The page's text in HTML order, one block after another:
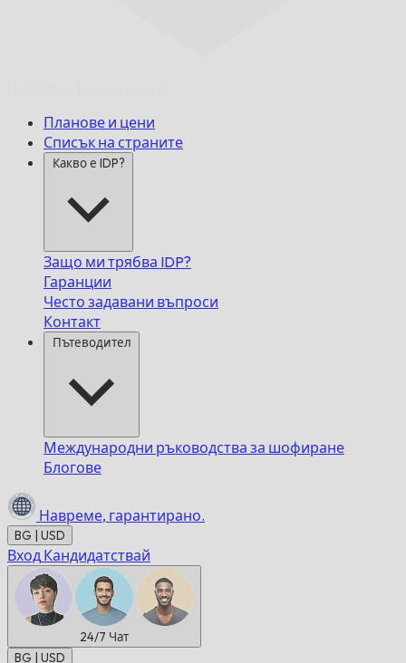
Планове и цени
Списък на страните
Какво е IDP?
Защо ми трябва IDP?
Гаранции
Често задавани въпроси
Контакт
Пътеводител
Международни ръководства за шофиране
Блогове
Навреме, гарантирано.
BG | USD
Вход Кандидатствай
24/7 Чат
BG | USD